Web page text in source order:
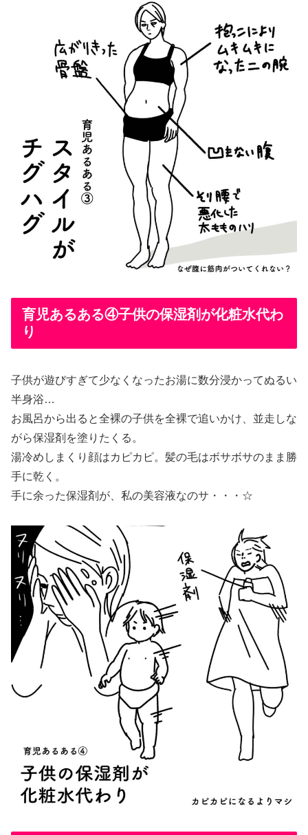
育児あるある④子供の保湿剤が化粧水代わ
り
子供が遊びすぎて少なくなったお湯に数分浸かってぬるい
半身浴…
お風呂から出ると全裸の子供を全裸で追いかけ、並走しな
がら保湿剤を塗りたくる。
湯冷めしまくり顔はカピカピ。髪の毛はボサボサのまま勝
手に乾く。
手に余った保湿剤が、私の美容液なのサ・・・☆